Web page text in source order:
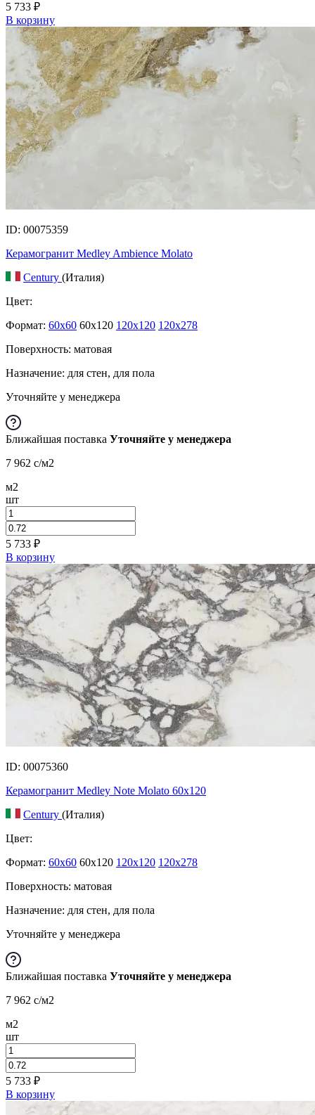
5 733 ₽
В корзину
ID: 00075359
Керамогранит Medley Ambience Molato
Century (Италия)
Цвет:
Формат: 60x60 60x120 120x120 120x278
Поверхность: матовая
Назначение: для стен, для пола
Уточняйте у менеджера
Ближайшая поставка Уточняйте у менеджера
7 962 c/м2
м2
шт
5 733 ₽
В корзину
ID: 00075360
Керамогранит Medley Note Molato 60x120
Century (Италия)
Цвет:
Формат: 60x60 60x120 120x120 120x278
Поверхность: матовая
Назначение: для стен, для пола
Уточняйте у менеджера
Ближайшая поставка Уточняйте у менеджера
7 962 c/м2
м2
шт
5 733 ₽
В корзину